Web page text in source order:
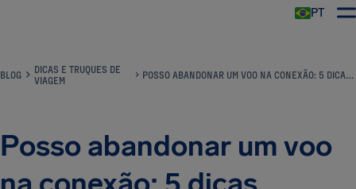
PT
BLOG
DICAS E TRUQUES DE
VIAGEM
POSSO ABANDONAR UM VOO NA CONEXÃO: 5 DICAS ESSENCIAIS
Posso abandonar um voo